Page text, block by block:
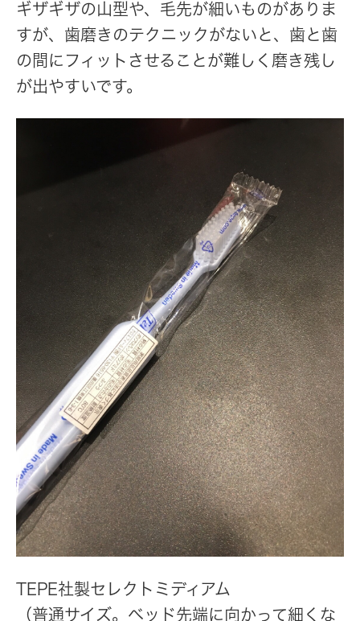
ギザギザの山型や、毛先が細いものがありま
すが、歯磨きのテクニックがないと、歯と歯
の間にフィットさせることが難しく磨き残し
が出やすいです。
TEPE社製セレクトミディアム
（普通サイズ。ベッド先端に向かって細くな